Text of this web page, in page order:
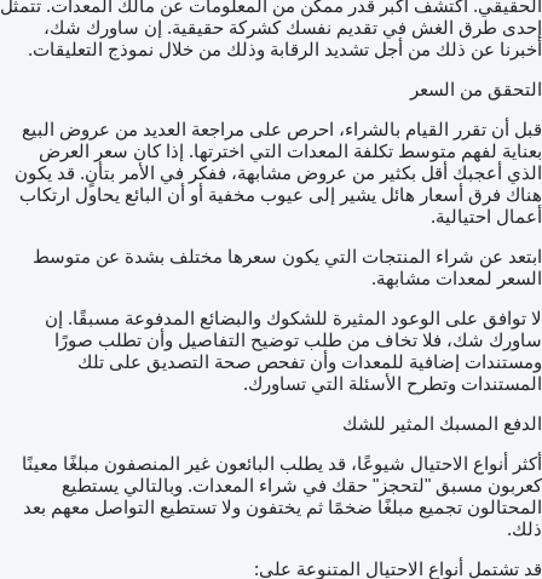
الحقيقي. اكتشف أكبر قدر ممكن من المعلومات عن مالك المعدات. تتمثل
إحدى طرق الغش في تقديم نفسك كشركة حقيقية. إن ساورك شك،
أخبرنا عن ذلك من أجل تشديد الرقابة وذلك من خلال نموذج التعليقات.
التحقق من السعر
قبل أن تقرر القيام بالشراء، احرص على مراجعة العديد من عروض البيع
بعناية لفهم متوسط تكلفة المعدات التي اخترتها. إذا كان سعر العرض
الذي أعجبك أقل بكثير من عروض مشابهة، ففكر في الأمر بتأنٍ. قد يكون
هناك فرق أسعار هائل يشير إلى عيوب مخفية أو أن البائع يحاول ارتكاب
أعمال احتيالية.
ابتعد عن شراء المنتجات التي يكون سعرها مختلف بشدة عن متوسط
السعر لمعدات مشابهة.
لا توافق على الوعود المثيرة للشكوك والبضائع المدفوعة مسبقًا. إن
ساورك شك، فلا تخاف من طلب توضيح التفاصيل وأن تطلب صورًا
ومستندات إضافية للمعدات وأن تفحص صحة التصديق على تلك
المستندات وتطرح الأسئلة التي تساورك.
الدفع المسبك المثير للشك
أكثر أنواع الاحتيال شيوعًا، قد يطلب البائعون غير المنصفون مبلغًا معينًا
كعربون مسبق "لتحجز" حقك في شراء المعدات. وبالتالي يستطيع
المحتالون تجميع مبلغًا ضخمًا ثم يختفون ولا تستطيع التواصل معهم بعد
ذلك.
قد تشتمل أنواع الاحتيال المتنوعة على: